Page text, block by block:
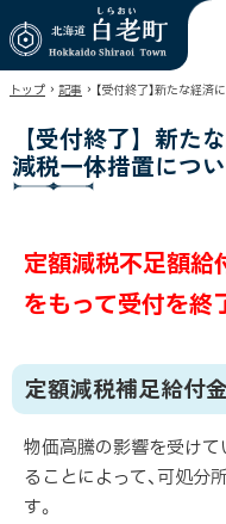
北海道 白老町
Hokkaido Shiraoi
Town
トップ › 記事 › 【受付終了】新たな経
【受付終了】新た
減税一体措置につ
定額減税不足額給
をもって受付を終
定額減税補足給付
物価高騰の影響を受けて
ることによって、可処分
す。